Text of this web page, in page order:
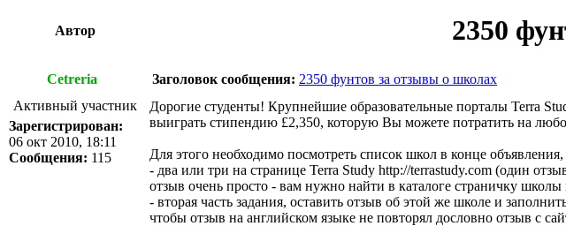
Автор 2350
Cetreria Заголовок сообщения: 2350 фунтов за отзывы о школах
Активный участник
Зарегистрирован:
06 окт 2010, 18:11
Сообщения: 115
Дорогие студенты! Крупнейшие образовательные порталы Terra
выиграть стипендию £2,350, которую Вы можете потратить на
Для этого необходимо посмотреть список школ в конце
- два или три на странице Terra Study http://terrastudy.com (один
отзыв очень просто - вам нужно найти в каталоге страничку
- вторая часть задания, оставить отзыв об этой же школе и
чтобы отзыв на английском языке не повторял дословно отзыв с